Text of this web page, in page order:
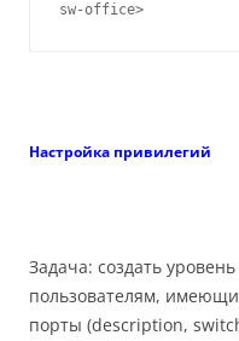
sw-office>
Настройка привилегий
Задача: создать
пользователям,
порты (description,